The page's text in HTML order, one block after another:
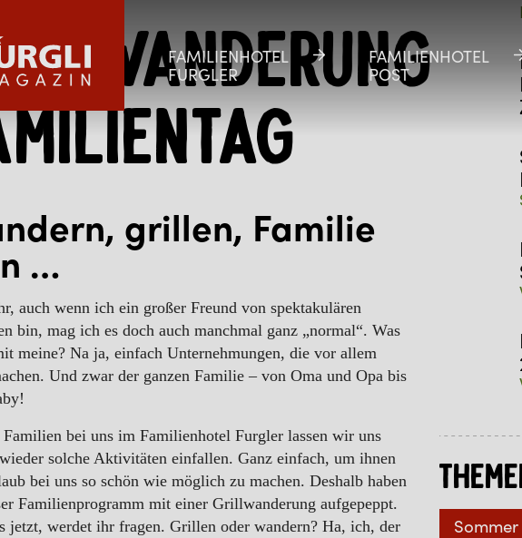
FAMILIENHOTEL
FURGLER
FAMILIENHOTEL
POST
FAMILIENHOTEL
FURGLER
FAMILIENHOTEL
POST
HOTELSgrillen, Familie
…
auch wenn ich ein großer Freund von spektakulären
bin, mag ich es doch auch manchmal ganz „normal“. Was
meine? Na ja, einfach Unternehmungen, die vor allem
Und zwar der ganzen Familie – von Oma und Opa bis
bei uns im Familienhotel Furgler lassen wir uns
solche Aktivitäten einfallen. Ganz einfach, um ihnen
bei uns so schön wie möglich zu machen. Deshalb haben
Familienprogramm mit einer Grillwanderung aufgepeppt.
jetzt, werdet ihr fragen. Grillen oder wandern? Ha, ich, der
Sommer